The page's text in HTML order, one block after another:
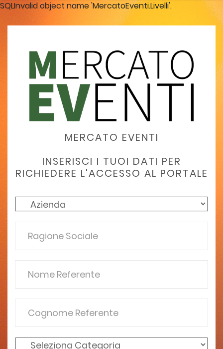
SQLInvalid object name 'MercatoEventi.Livelli'.
MERCATO EVENTI
INSERISCI I TUOI DATI PER
RICHIEDERE L'ACCESSO AL PORTALE